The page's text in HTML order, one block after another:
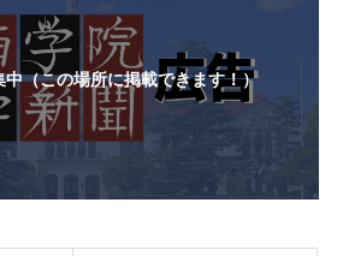
中（この場所に掲載できます！）